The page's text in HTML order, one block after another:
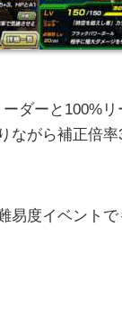
ダーと100%
ながら補正倍
易度イベント